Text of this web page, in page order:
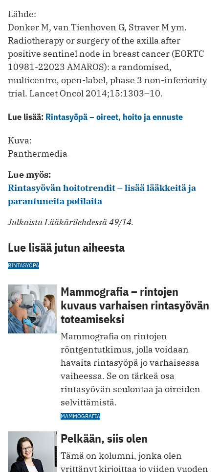
Lähde:
Donker M, van Tienhoven G, Straver M ym.
Radiotherapy or surgery of the axilla after
positive sentinel node in breast cancer (EORTC
10981-22023 AMAROS): a ­randomised,
multicentre, open-label, phase 3 non-inferiority
trial. Lancet Oncol 2014;15:1303–10.
Lue lisää: Rintasyöpä – oireet, hoito ja ennuste
Kuva:
Panthermedia
Lue myös:
Rintasyövän hoitotrendit – lisää lääkkeitä ja
parantuneita potilaita
Julkaistu Lääkärilehdessä 49/14.
Lue lisää jutun aiheesta
RINTASYÖPÄ
Mammografia – rintojen
kuvaus varhaisen rintasyövän
toteamiseksi
Mammografia on rintojen
röntgentutkimus, jolla voidaan
havaita rintasyöpä jo varhaisessa
vaiheessa. Se on tärkeä osa
rintasyövän seulontaa ja oireiden
selvittämistä.
MAMMOGRAFIA
Pelkään, siis olen
Tämä on kolumni, jonka olen
yrittänyt kirjoittaa jo viiden vuoden